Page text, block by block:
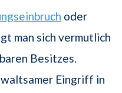
oder
man sich vermutlich
Besitzes.
Eingriff in